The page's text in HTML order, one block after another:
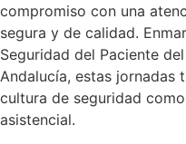
compromiso con una
segura y de calidad.
Seguridad del Paciente
Andalucía, estas jornadas
cultura de seguridad
asistencial.